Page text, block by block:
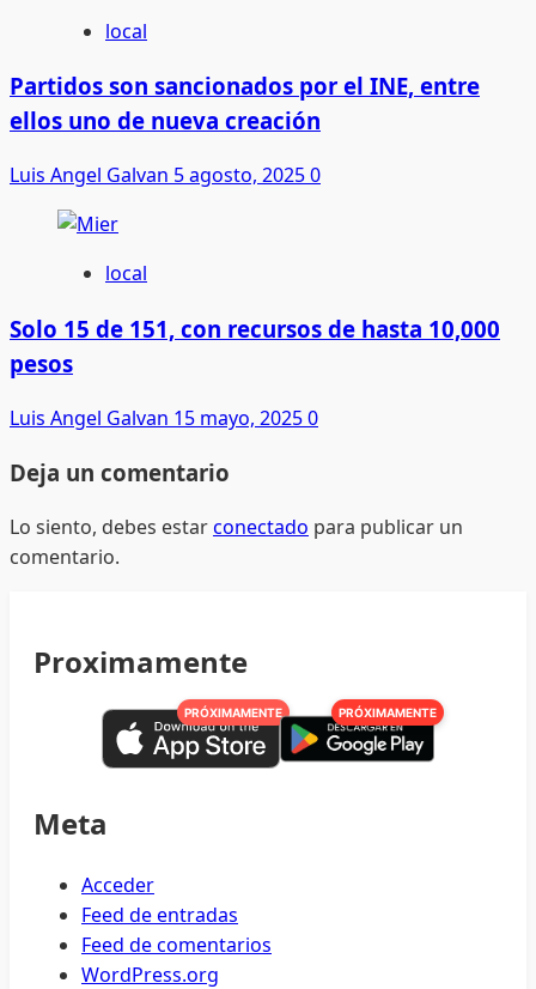
local
Partidos son sancionados por el INE, entre
ellos uno de nueva creación
Luis Angel Galvan 5 agosto, 20250
local
Solo 15 de 151, con recursos de hasta 10,000
pesos
Luis Angel Galvan 15 mayo, 20250
Deja un comentario
Lo siento, debes estarconectado para publicar un
comentario.
Proximamente
PRÓXIMAMENTE PRÓXIMAMENTE
Meta
Acceder
Feed de entradas
Feed de comentarios
WordPress.org